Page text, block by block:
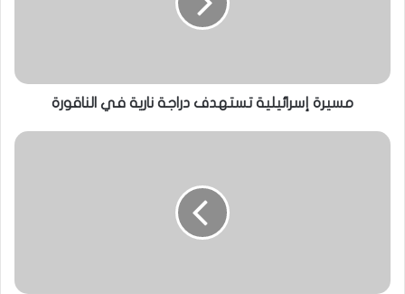
مسيرة إسرائيلية تستهدف دراجة نارية في الناقورة